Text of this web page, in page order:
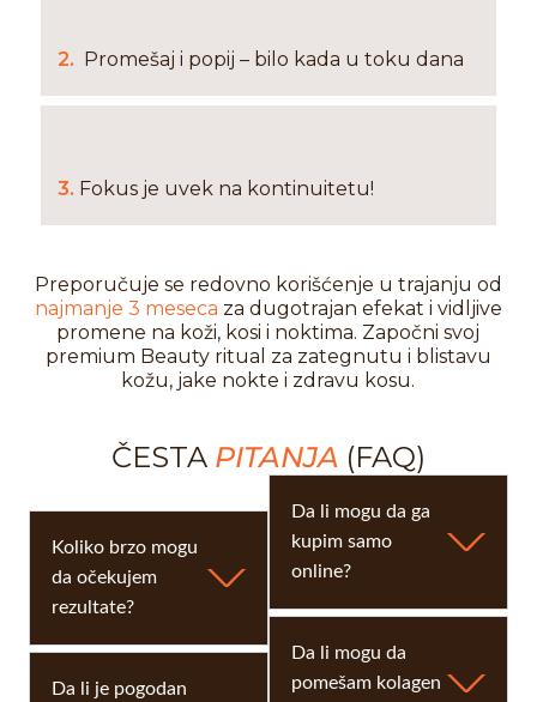
2. Promešaj i popij – bilo kada u toku dana
3. Fokus je uvek na kontinuitetu!
Preporučuje se redovno korišćenje u trajanju od
najmanje 3 meseca za dugotrajan efekat i vidljive
promene na koži, kosi i noktima. Započni svoj
premium Beauty ritual za zategnutu i blistavu
kožu, jake nokte i zdravu kosu.
ČESTA PITANJA (FAQ)
Koliko brzo mogu
da očekujem
rezultate?
Da li je pogodan
Da li mogu da ga
kupim samo
online?
Da li mogu da
pomešam kolagen